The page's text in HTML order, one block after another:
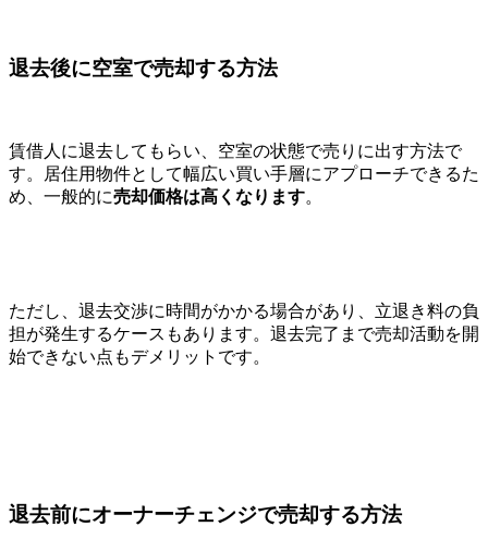
退去後に空室で売却する方法
賃借人に退去してもらい、空室の状態で売りに出す方法で
す。居住用物件として幅広い買い手層にアプローチできるた
め、一般的に売却価格は高くなります。
ただし、退去交渉に時間がかかる場合があり、立退き料の負
担が発生するケースもあります。退去完了まで売却活動を開
始できない点もデメリットです。
退去前にオーナーチェンジで売却する方法